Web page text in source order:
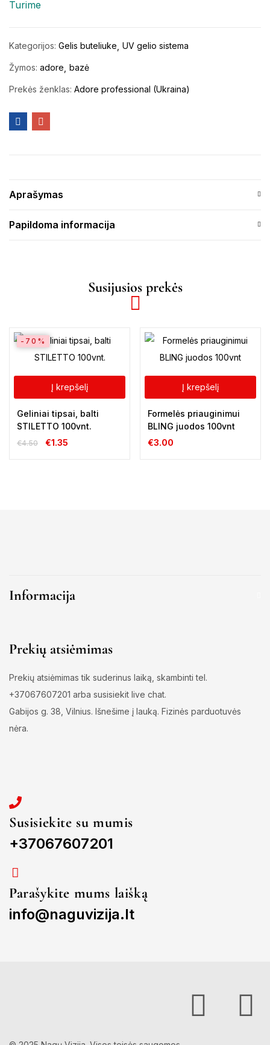
Turime
Kategorijos: Gelis buteliuke UV gelio sistema
Žymos: adore bazė
Prekės ženklas: Adore professional (Ukraina)
Aprašymas
Papildoma informacija
Susijusios prekės
Į krepšelį
-70%
Geliniai tipsai, balti
STILETTO 100vnt.
€4.50 €1.35
Į krepšelį
Formelės priauginimui
BLING juodos 100vnt
€3.00
Informacija
Prekių atsiėmimas
Prekių atsiėmimas tik suderinus laiką, skambinti tel.
+37067607201 arba susisiekit live chat.
Gabijos g. 38, Vilnius. Išnešime į lauką. Fizinės parduotuvės
nėra.
Susisiekite su mumis
+37067607201
Parašykite mums laišką
info@naguvizija.lt